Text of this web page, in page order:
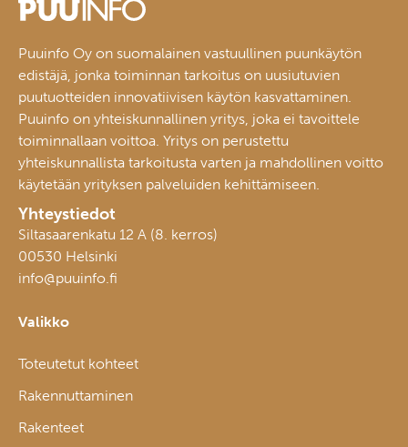
Puuinfo Oy on suomalainen vastuullinen puunkäytön
edistäjä, jonka toiminnan tarkoitus on uusiutuvien
puutuotteiden innovatiivisen käytön kasvattaminen.
Puuinfo on yhteiskunnallinen yritys, joka ei tavoittele
toiminnallaan voittoa. Yritys on perustettu
yhteiskunnallista tarkoitusta varten ja mahdollinen voitto
käytetään yrityksen palveluiden kehittämiseen.
Yhteystiedot
Siltasaarenkatu 12 A (8. kerros)
00530 Helsinki
info@puuinfo.fi
Valikko
Toteutetut kohteet
Rakennuttaminen
Rakenteet